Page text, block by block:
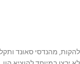
להקות, מהנדסי סאונד